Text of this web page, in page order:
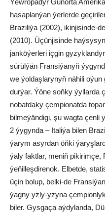
hasaplanýan ýerlerde
Braziliýa (2002), ikinjisinde-
(2010). Üçünjisinde
janköýerleri içgin
sürülýän Fransiýanyň
we ýoldaşlarynyň nähili
durýar. Ýöne soňky ýyllarda
nobatdaky çempionatda
bilmeýändigi, şu wagta çenli
2 ýygynda – Italiýa bilen
ýarym asyrdan öňki
ýaly faktlar, meniň pikirimçe,
ýeňilleşdirenok. Elbetde,
üçin bolup, belki-de
ýagny yzly-yzyna
biler. Gysgaça aýdylanda,